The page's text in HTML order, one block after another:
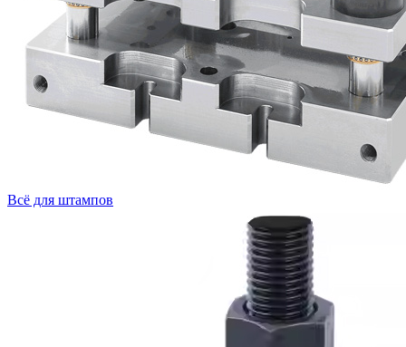
Всё для штампов